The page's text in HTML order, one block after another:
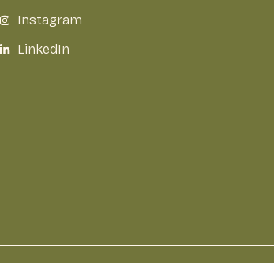
Instagram
LinkedIn